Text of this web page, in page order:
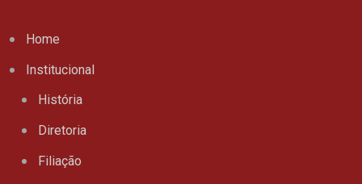
Home
Institucional
História
Diretoria
Filiação